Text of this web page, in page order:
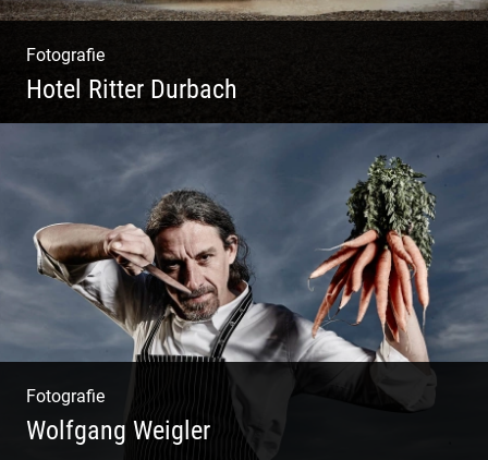
Fotografie
Hotel Ritter Durbach
Matsch|Oldtimer|Männer|Spass
Fotografie
Wolfgang Weigler